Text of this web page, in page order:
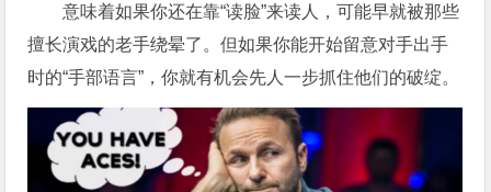
意味着如果你还在靠“读脸”来读人，可能早就被那些
擅长演戏的老手绕晕了。但如果你能开始留意对手出手
时的“手部语言”，你就有机会先人一步抓住他们的破绽。